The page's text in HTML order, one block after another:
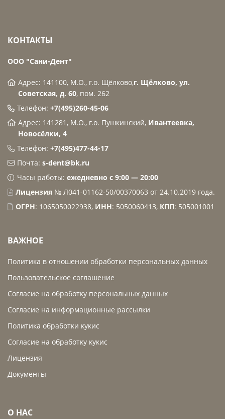
КОНТАКТЫ
ООО "Сани-Дент"
Адрес: 141100, М.О., г.о. Щёлково,г. Щёлково, ул.
Советская, д. 60, пом. 262
Телефон: +7(495)260-45-06
Адрес: 141281, М.О., г.о. Пушкинский, Ивантеевка,
Новосёлки, 4
Телефон: +7(495)477-44-17
Почта: s-dent@bk.ru
Часы работы: ежедневно с 9:00 — 20:00
Лицензия№ Л041-01162-50/00370063 от 24.10.2019 года.
ОГРН: 1065050022938, ИНН: 5050060413, КПП: 505001001
ВАЖНОЕ
Политика в отношении обработки персональных данных
Пользовательское соглашение
Согласие на обработку персональных данных
Согласие на информационные рассылки
Политика обработки кукис
Согласие на обработку кукис
Лицензия
Документы
О НАС